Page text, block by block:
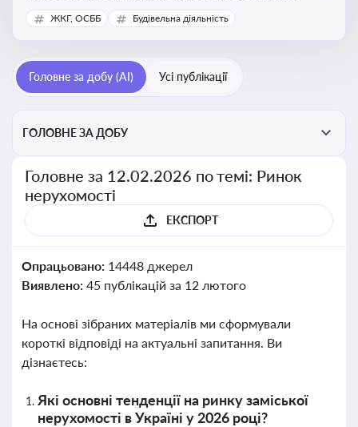
управління нерухомістю, що є ключовим для бізнесу,
інвесторів, забудовників і власників об’єктів майна
ЖКГ, ОСББ Будівельна діяльність
Головне за добу (AI) Усі публікації
ГОЛОВНЕ ЗА ДОБУ
Головне за 12.02.2026 по темі: Ринок
нерухомості
ЕКСПОРТ
Опрацьовано: 14448 джерел
Виявлено: 45 публікацій за 12 лютого
На основі зібраних матеріалів ми сформували
короткі відповіді на актуальні запитання. Ви
дізнаєтесь:
Які основні тенденції на ринку заміської
нерухомості в Україні у 2026 році?